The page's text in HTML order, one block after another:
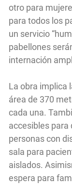
otro para
para todos los
un servicio
pabellones
internación
La obra implica
área de 370
cada una.
accesibles para
personas con
sala para
aislados.
espera para